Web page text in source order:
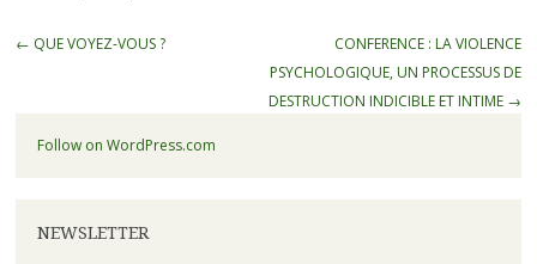
← QUE VOYEZ-VOUS ?
CONFERENCE : LA VIOLENCE
PSYCHOLOGIQUE, UN PROCESSUS DE
DESTRUCTION INDICIBLE ET INTIME →
Follow on WordPress.com
NEWSLETTER